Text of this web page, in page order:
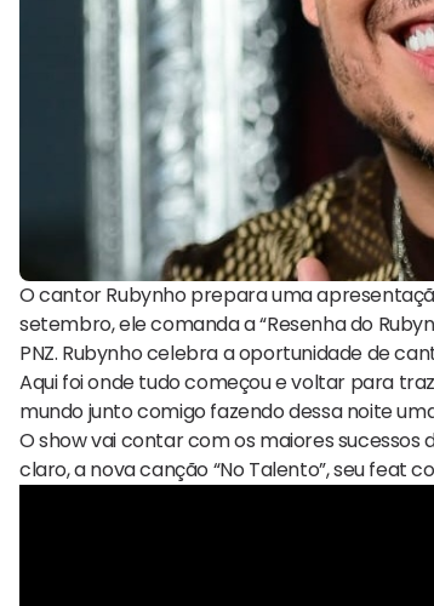
O cantor Rubynho prepara uma
setembro, ele comanda a “Resenha do
PNZ. Rubynho celebra a oportunidade de
Aqui foi onde tudo começou e voltar para
mundo junto comigo fazendo dessa noite
O show vai contar com os maiores sucessos
claro, a nova canção “No Talento”, seu feat